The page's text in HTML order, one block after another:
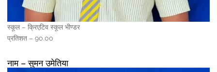
स्कूल – क्रिएटिव स्कूल भीण्डर
प्रतिशत – 90.00
नाम – सुमन उमेतिया